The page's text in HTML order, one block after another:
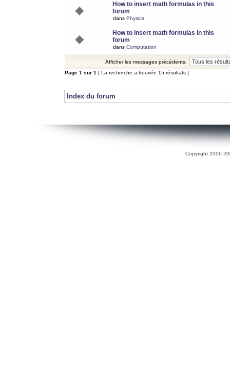
How to insert math formulas in this
forum
dans Physics
How to insert math formulas in this
forum
dans Computation
Afficher les messages précédents:
Page 1 sur 1 [ La recherche a trouvée 15 résultats ]
Index du forum
Copyright 2006-